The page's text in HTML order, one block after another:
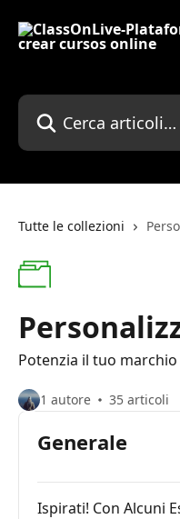
Cerca articoli…
Tutte le collezioni
Potenzia il tuo
1 autore 35 articoli
Generale
Ispirati! Con Alcuni